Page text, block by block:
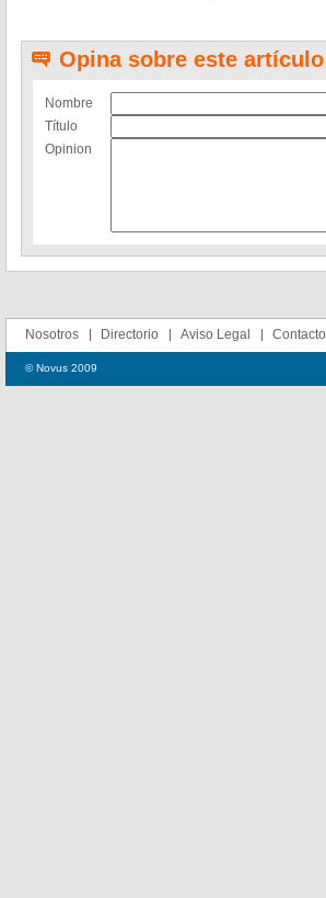
Opina sobre este artículo
Nombre
Título
Opinion
Nosotros Directorio Aviso Legal Contacto
© Novus 2009